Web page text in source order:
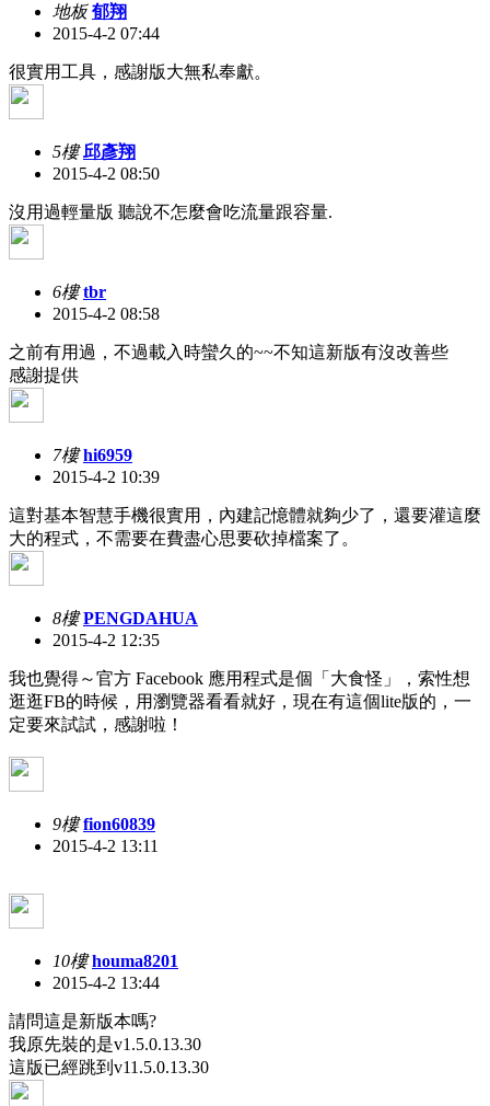
地板 郁翔
2015-4-2 07:44
很實用工具，感謝版大無私奉獻。
5樓 邱彥翔
2015-4-2 08:50
沒用過輕量版 聽說不怎麼會吃流量跟容量.
6樓 tbr
2015-4-2 08:58
之前有用過，不過載入時蠻久的~~不知這新版有沒改善些
感謝提供
7樓 hi6959
2015-4-2 10:39
這對基本智慧手機很實用，內建記憶體就夠少了，還要灌這麼
大的程式，不需要在費盡心思要砍掉檔案了。
8樓 PENGDAHUA
2015-4-2 12:35
我也覺得～官方 Facebook 應用程式是個「大食怪」，索性想
逛逛FB的時候，用瀏覽器看看就好，現在有這個lite版的，一
定要來試試，感謝啦！
9樓 fion60839
2015-4-2 13:11
10樓 houma8201
2015-4-2 13:44
請問這是新版本嗎?
我原先裝的是v1.5.0.13.30
這版已經跳到v11.5.0.13.30